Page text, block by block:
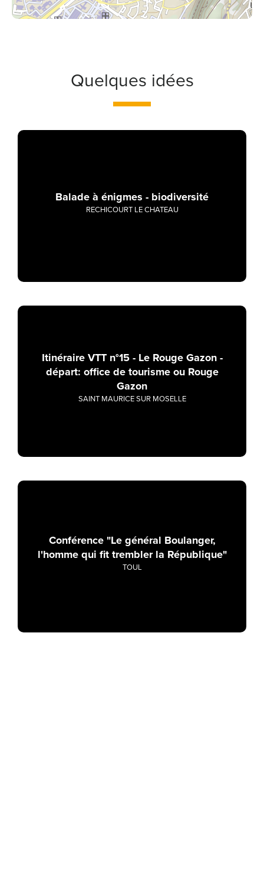
Quelques idées
Balade à énigmes - biodiversité
RECHICOURT LE CHATEAU
Itinéraire VTT n°15 - Le Rouge Gazon -
départ: office de tourisme ou Rouge
Gazon
SAINT MAURICE SUR MOSELLE
Conférence "Le général Boulanger,
l'homme qui fit trembler la République"
TOUL